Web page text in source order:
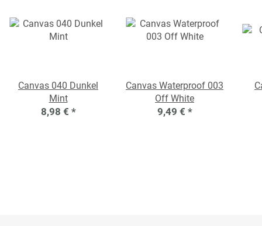
Canvas 040 Dunkel
Mint
8,98 € *
Canvas Waterproof 003
Off White
9,49 € *